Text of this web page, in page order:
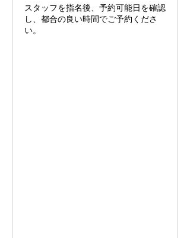
スタッフを指名後、予約可能日を確認
し、都合の良い時間でご予約くださ
い。